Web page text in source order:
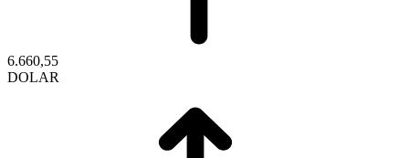
6.660,55
DOLAR